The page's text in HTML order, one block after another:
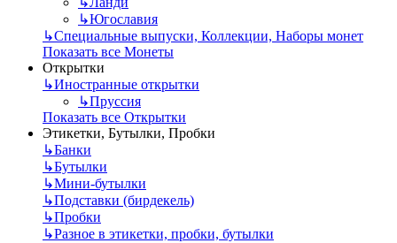
↳Югославия
↳Специальные выпуски, Коллекции, Наборы монет
Показать все Монеты
Открытки
↳Иностранные открытки
↳Пруссия
Показать все Открытки
Этикетки, Бутылки, Пробки
↳Банки
↳Бутылки
↳Мини-бутылки
↳Подставки (бирдекель)
↳Пробки
↳Разное в этикетки, пробки, бутылки